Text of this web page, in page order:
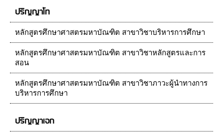
ปริญญาโท
หลักสูตรศึกษาศาสตรมหาบัณฑิต สาขาวิชาบริหารการศึกษา
หลักสูตรศึกษาศาสตรมหาบัณฑิต สาขาวิชาหลักสูตรและการ
สอน
หลักสูตรศึกษาศาสตรมหาบัณฑิต สาขาวิชาภาวะผู้นำทางการ
บริหารการศึกษา
ปริญญาเอก